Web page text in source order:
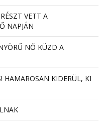
VETT A
NAPJÁN
NŐ KÜZD A
HAMAROSAN KIDERÜL, KI